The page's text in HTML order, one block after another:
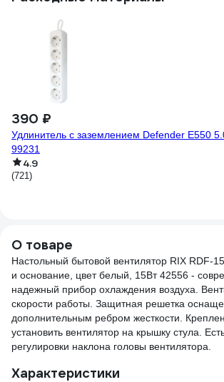
390 ₽
Удлинитель с заземлением Defender E550
99231
4.9
(721)
О товаре
Настольный бытовой вентилятор RIX RDF-
и основание, цвет белый, 15Вт 42556 -
надежный прибор охлаждения воздуха.
скорости работы. Защитная решетка
дополнительным ребром жесткости.
установить вентилятор на крышку стула.
регулировки наклона головы вентилятора.
Характеристики